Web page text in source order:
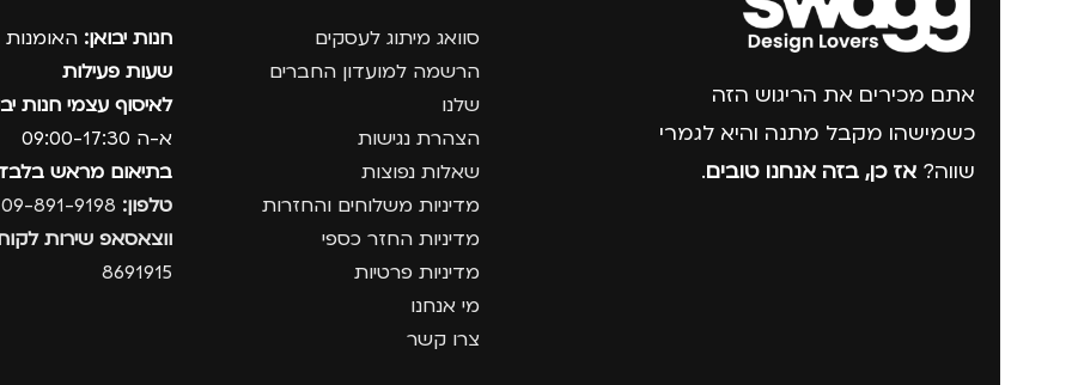
אתם מכירים את הריגוש הזה
כשמישהו מקבל מתנה והיא לגמרי
שווה? אז כן, בזה אנחנו טובים.
סוואג מיתוג לעסקים
הרשמה למועדון החברים
שלנו
הצהרת נגישות
שאלות נפוצות
מדיניות משלוחים והחזרות
מדיניות החזר כספי
מדיניות פרטיות
מי אנחנו
צרו קשר
חנות יבואן: האומנות 12, נתניה.
שעות פעילות
לאיסוף עצמי חנות
א-ה 09:00-17:30
בתיאום מראש
טלפון:
ווצאסאפ שירות
8691915